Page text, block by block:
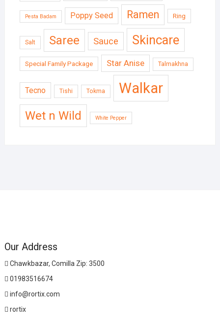
Pesta Badam Poppy Seed Ramen Ring
Salt Saree Sauce Skincare
Special Family Package Star Anise Talmakhna
Tecno Tishi Tokma Walkar
Wet n Wild White Pepper
Our Address
Chawkbazar, Comilla Zip: 3500
01983516674
info@rortix.com
rortix